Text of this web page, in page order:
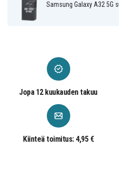
Samsung Galaxy A32 5G
Jopa 12 kuukauden takuu
Kiinteä toimitus: 4,95 €